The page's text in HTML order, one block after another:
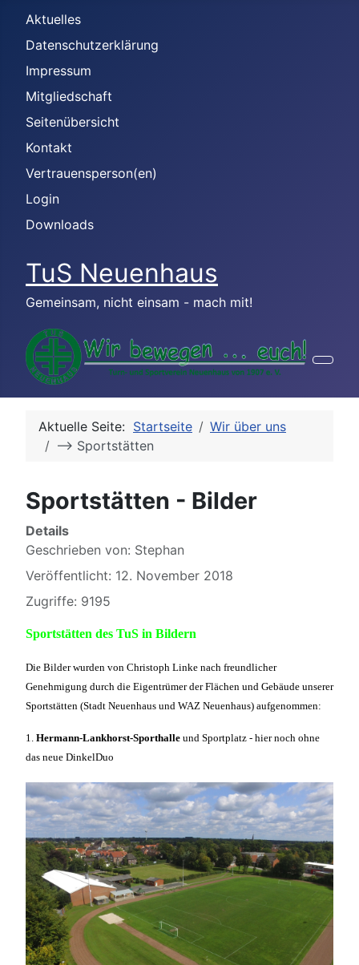
Aktuelles
Datenschutzerklärung
Impressum
Mitgliedschaft
Seitenübersicht
Kontakt
Vertrauensperson(en)
Login
Downloads
TuS Neuenhaus
Gemeinsam, nicht einsam - mach mit!
Aktuelle Seite: Startseite
Wir über uns
--> Sportstätten
Sportstätten - Bilder
Details
Geschrieben von: Stephan
Veröffentlicht: 12. November 2018
Zugriffe: 9195
Sportstätten des TuS in Bildern
Die Bilder wurden von Christoph Linke nach freundlicher
Genehmigung durch die Eigentrümer der Flächen und Gebäude unserer
Sportstätten (Stadt Neuenhaus und WAZ Neuenhaus) aufgenommen:
1. Hermann-Lankhorst-Sporthalle und Sportplatz - hier noch ohne
das neue DinkelDuo